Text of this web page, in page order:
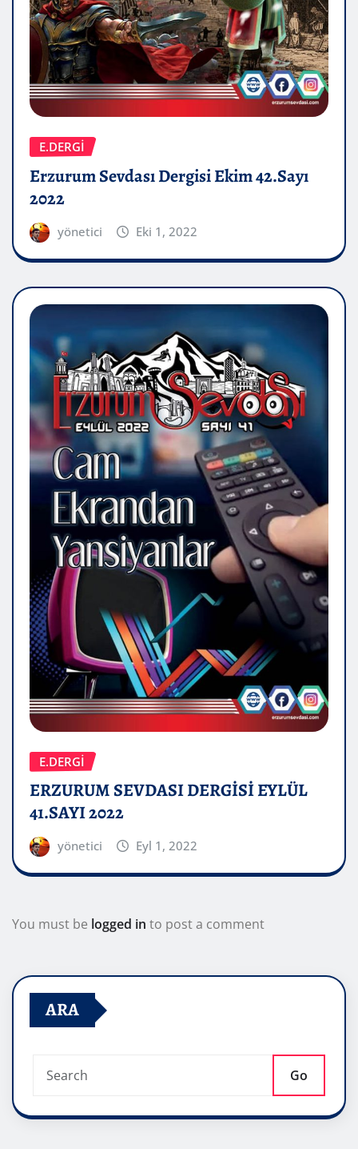
E.DERGİ
Erzurum Sevdası Dergisi Ekim 42.Sayı
2022
yönetici Eki 1, 2022
E.DERGİ
ERZURUM SEVDASI DERGİSİ EYLÜL
41.SAYI 2022
yönetici Eyl 1, 2022
You must be logged in to post a comment
ARA
Go